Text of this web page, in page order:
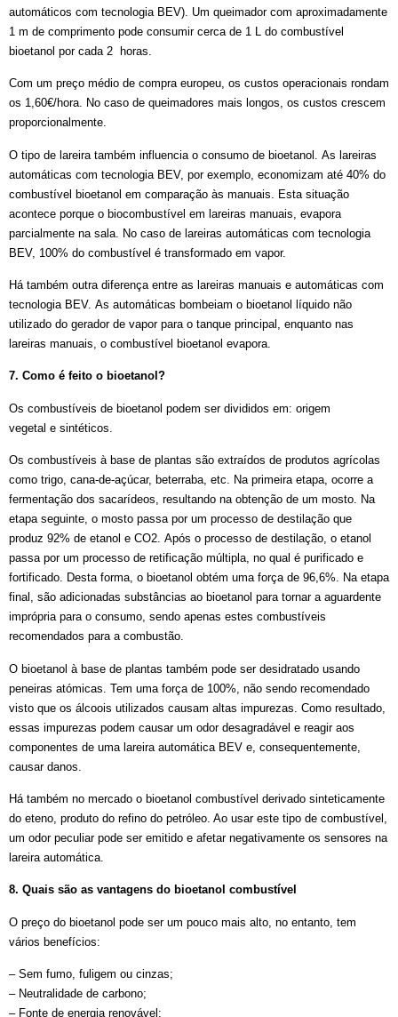
automáticos com tecnologia BEV). Um queimador com aproximadamente
1 m de comprimento pode consumir cerca de 1 L do combustível
bioetanol por cada 2 horas.
Com um preço médio de compra europeu, os custos operacionais rondam
os 1,60€/hora. No caso de queimadores mais longos, os custos crescem
proporcionalmente.
O tipo de lareira também influencia o consumo de bioetanol. As lareiras
automáticas com tecnologia BEV, por exemplo, economizam até 40% do
combustível bioetanol em comparação às manuais. Esta situação
acontece porque o biocombustível em lareiras manuais, evapora
parcialmente na sala. No caso de lareiras automáticas com tecnologia
BEV, 100% do combustível é transformado em vapor.
Há também outra diferença entre as lareiras manuais e automáticas com
tecnologia BEV. As automáticas bombeiam o bioetanol líquido não
utilizado do gerador de vapor para o tanque principal, enquanto nas
lareiras manuais, o combustível bioetanol evapora.
7. Como é feito o bioetanol?
Os combustíveis de bioetanol podem ser divididos em: origem
vegetal e sintéticos.
Os combustíveis à base de plantas são extraídos de produtos agrícolas
como trigo, cana-de-açúcar, beterraba, etc. Na primeira etapa, ocorre a
fermentação dos sacarídeos, resultando na obtenção de um mosto. Na
etapa seguinte, o mosto passa por um processo de destilação que
produz 92% de etanol e CO2. Após o processo de destilação, o etanol
passa por um processo de retificação múltipla, no qual é purificado e
fortificado. Desta forma, o bioetanol obtém uma força de 96,6%. Na etapa
final, são adicionadas substâncias ao bioetanol para tornar a aguardente
imprópria para o consumo, sendo apenas estes combustíveis
recomendados para a combustão.
O bioetanol à base de plantas também pode ser desidratado usando
peneiras atómicas. Tem uma força de 100%, não sendo recomendado
visto que os álcoois utilizados causam altas impurezas. Como resultado,
essas impurezas podem causar um odor desagradável e reagir aos
componentes de uma lareira automática BEV e, consequentemente,
causar danos.
Há também no mercado o bioetanol combustível derivado sinteticamente
do eteno, produto do refino do petróleo. Ao usar este tipo de combustível,
um odor peculiar pode ser emitido e afetar negativamente os sensores na
lareira automática.
8. Quais são as vantagens do bioetanol combustível
O preço do bioetanol pode ser um pouco mais alto, no entanto, tem
vários benefícios:
– Sem fumo, fuligem ou cinzas;
– Neutralidade de carbono;
– Fonte de energia renovável;